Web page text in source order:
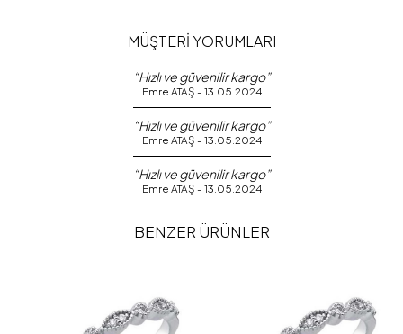
MÜŞTERİ YORUMLARI
“Hızlı ve güvenilir kargo”
Emre ATAŞ - 13.05.2024
“Hızlı ve güvenilir kargo”
Emre ATAŞ - 13.05.2024
“Hızlı ve güvenilir kargo”
Emre ATAŞ - 13.05.2024
BENZER ÜRÜNLER